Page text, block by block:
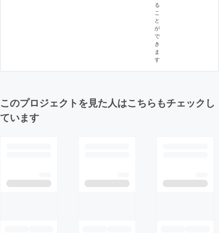
る
こ
と
が
で
き
ま
す
このプロジェクトを見た人はこちらもチェックし
ています